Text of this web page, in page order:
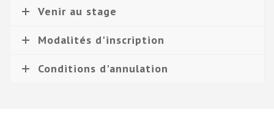
Venir au stage
Modalités d'inscription
Conditions d'annulation